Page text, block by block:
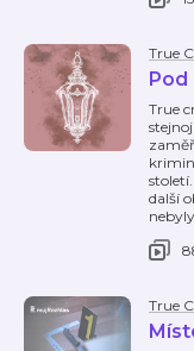
True
Pod
True
další
True